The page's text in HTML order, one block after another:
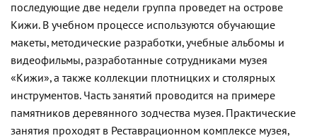
последующие две недели группа проведет на острове
Кижи. В учебном процессе используются обучающие
макеты, методические разработки, учебные альбомы и
видеофильмы, разработанные сотрудниками музея
«Кижи», а также коллекции плотницких и столярных
инструментов. Часть занятий проводится на примере
памятников деревянного зодчества музея. Практические
занятия проходят в Реставрационном комплексе музея,